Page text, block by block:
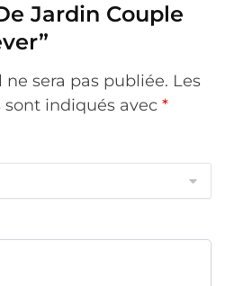
Jardin Couple
sera pas publiée. Les
indiqués avec *